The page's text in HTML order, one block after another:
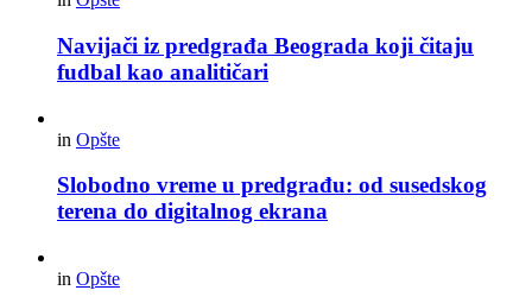
Navijači iz predgrađa Beograda koji čitaju
fudbal kao analitičari
in Opšte
Slobodno vreme u predgrađu: od susedskog
terena do digitalnog ekrana
in Opšte